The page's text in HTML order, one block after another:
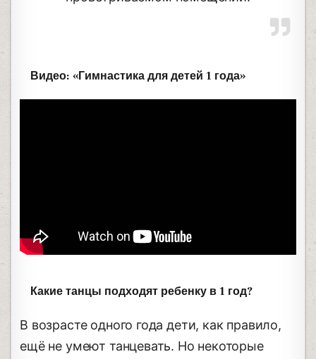
Видео: «Гимнастика для детей 1 года»
Какие танцы подходят ребенку в 1 год?
В возрасте одного года дети, как правило,
ещё не умеют танцевать. Но некоторые